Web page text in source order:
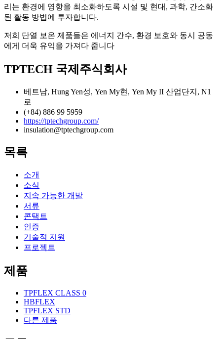
리는 환경에 영항을 최소화하도록 시설 및 현대, 과학, 간소화
된 활동 방법에 투자합니다.
저희 단열 보온 제품들은 에너지 간수, 환경 보호와 동시 공동
에게 더욱 유익을 가져다 줍니다
TPTECH 국제주식회사
베트남, Hung Yen성, Yen My현, Yen My II 산업단지, N1
로
(+84) 886 99 5959
https://tptechgroup.com/
insulation@tptechgroup.com
목록
소개
소식
지속 가능한 개발
서류
콘택트
인증
기술적 지원
프로젝트
제품
TPFLEX CLASS 0
HBFLEX
TPFLEX STD
다른 제품